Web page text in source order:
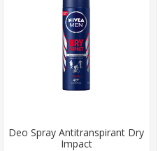
Deo Spray Antitranspirant Dry
Impact